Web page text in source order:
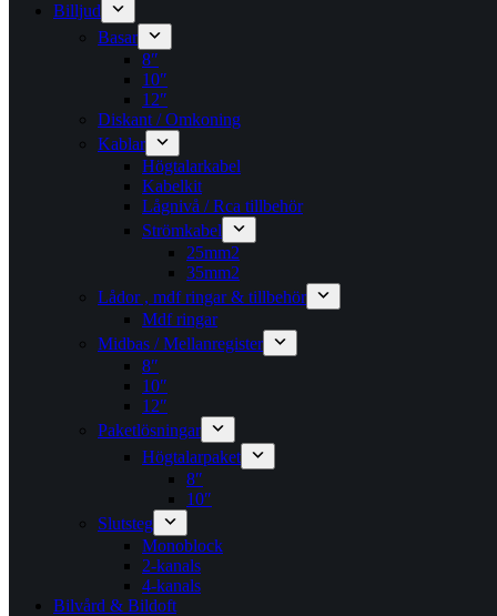
Billjud
Basar
8″
10″
12″
Diskant / Omkoning​
Kablar
Högtalarkabel
Kabelkit
Lågnivå / Rca tillbehör
Strömkabel
25mm2
35mm2
Lådor , mdf ringar & tillbehör
Mdf ringar
Midbas / Mellanregister
8″
10″
12″
Paketlösningar
Högtalarpaket
8″
10″
Slutsteg
Monoblock
2-kanals
4-kanals
Bilvård & Bildoft